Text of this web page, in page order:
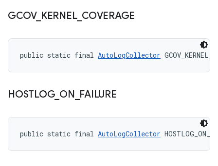
GCOV_ KERNEL_ COVERAGE
public static final AutoLogCollector
HOSTLOG_ ON FAILURE
public static final AutoLogCollector